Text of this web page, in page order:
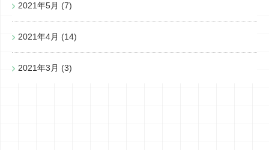
2021年5月 (7)
2021年4月 (14)
2021年3月 (3)